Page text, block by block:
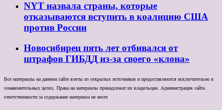
NYT назвала страны, которые
отказываются вступить в коалицию США
против России
Новосибирец пять лет отбивался от
штрафов ГИБДД из-за своего «клона»
Все материалы на данном сайте взяты из открытых источников и предоставляются исключительно в
ознакомительных целях. Права на материалы принадлежат их владельцам. Администрация сайта
ответственности за содержание материала не несет.